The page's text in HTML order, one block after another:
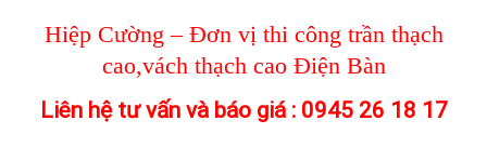
Hiệp Cường – Đơn vị thi công trần thạch
cao,vách thạch cao Điện Bàn
Liên hệ tư vấn và báo giá : 0945 26 18 17